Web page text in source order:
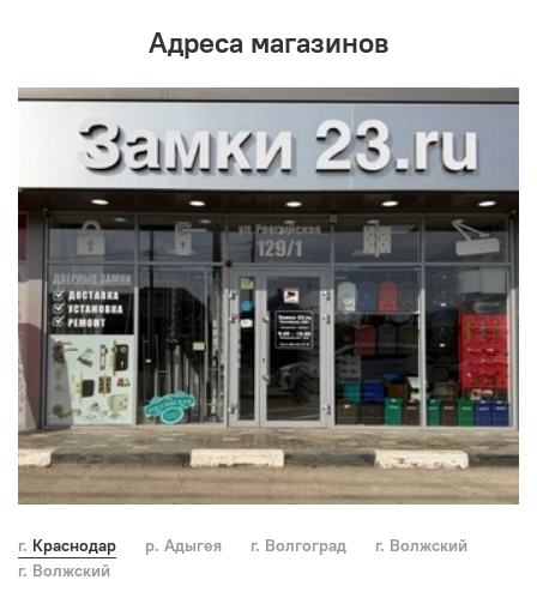
Адреса магазинов
г. Краснодар р. Адыгея г. Волгоград
г. Волжский
г. Волжский